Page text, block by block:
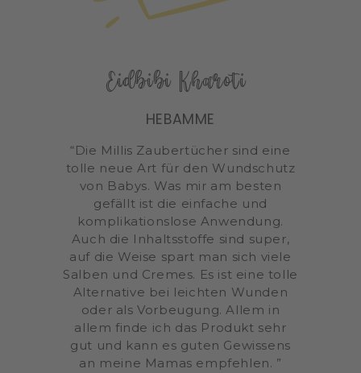
Eidbibi Kharoti
HEBAMME
“Die Millis Zaubertücher sind eine
tolle neue Art für den Wundschutz
von Babys. Was mir am besten
gefällt ist die einfache und
komplikationslose Anwendung.
Auch die Inhaltsstoffe sind super,
auf die Weise spart man sich viele
Salben und Cremes. Es ist eine tolle
Alternative bei leichten Wunden
oder als Vorbeugung. Allem in
allem finde ich das Produkt sehr
gut und kann es guten Gewissens
an meine Mamas empfehlen. ”